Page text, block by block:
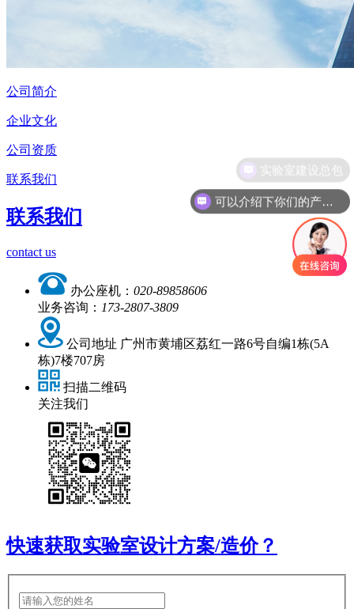
公司简介
企业文化
公司资质
联系我们
联系我们
contact us
办公座机： 020-89858606
业务咨询： 173-2807-3809
公司地址 广州市黄埔区荔红一路6号自编1栋(5A
栋)7楼707房
扫描二维码
关注我们
快速获取实验室设计方案/造价？
可以介绍下你们的产品么
实验室建设总包